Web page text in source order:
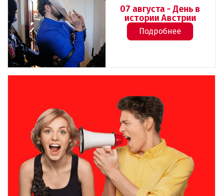
07 августа - День в
истории Австрии
Подробнее